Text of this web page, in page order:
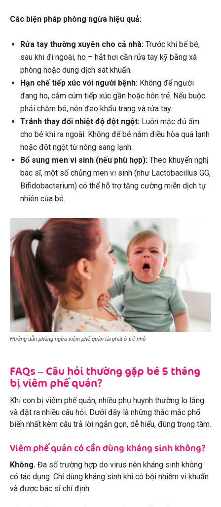
Các biện pháp phòng ngừa hiệu quả:
Rửa tay thường xuyên cho cả nhà: Trước khi bế bé,
sau khi đi ngoài, ho – hắt hơi cần rửa tay kỹ bằng xà
phòng hoặc dung dịch sát khuẩn.
Hạn chế tiếp xúc với người bệnh: Không để người
đang ho, cảm cúm tiếp xúc gần hoặc hôn trẻ. Nếu buộc
phải chăm bé, nên đeo khẩu trang và rửa tay.
Tránh thay đổi nhiệt độ đột ngột: Luôn mặc đủ ấm
cho bé khi ra ngoài. Không để bé nằm điều hòa quá lạnh
hoặc đột ngột từ nóng sang lạnh.
Bổ sung men vi sinh (nếu phù hợp): Theo khuyến nghị
bác sĩ, một số chủng men vi sinh (như Lactobacillus GG,
Bifidobacterium) có thể hỗ trợ tăng cường miễn dịch tự
nhiên của bé.
Hướng dẫn phòng ngừa viêm phế quản tái phát ở trẻ nhỏ
FAQs – Câu hỏi thường gặp bé 5 tháng
bị viêm phế quản?
Khi con bị viêm phế quản, nhiều phụ huynh thường lo lắng
và đặt ra nhiều câu hỏi. Dưới đây là những thắc mắc phổ
biến nhất kèm câu trả lời ngắn gọn, dễ hiểu, đúng trọng tâm.
Viêm phế quản có cần dùng kháng sinh không?
Không. Đa số trường hợp do virus nên kháng sinh không
có tác dụng. Chỉ dùng kháng sinh khi có bội nhiễm vi khuẩn
và được bác sĩ chỉ định.